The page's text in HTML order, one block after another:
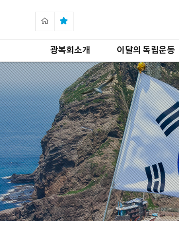
광복회소개 이달의 독립운동